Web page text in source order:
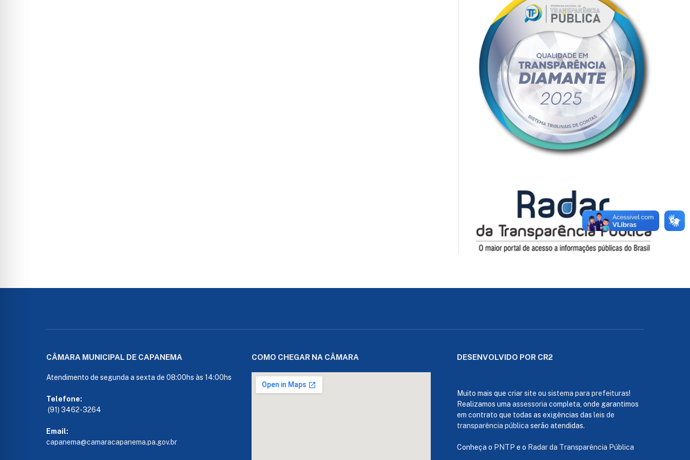
CÂMARA MUNICIPAL DE CAPANEMA
Atendimento de segunda a sexta de 08:00hs às 14:00hs
Telefone:
(91) 3462-3264
Email:
capanema@camaracapanema.pa.gov.br
COMO CHEGAR NA CÂMARA DESENVOLVIDO POR CR2
Muito mais que criar site ou sistema para prefeituras!
Realizamos uma assessoria completa, onde garantimos
em contrato que todas as exigências das leis de
transparência pública serão atendidas.
Conheça o PNTP e o Radar da Transparência Pública